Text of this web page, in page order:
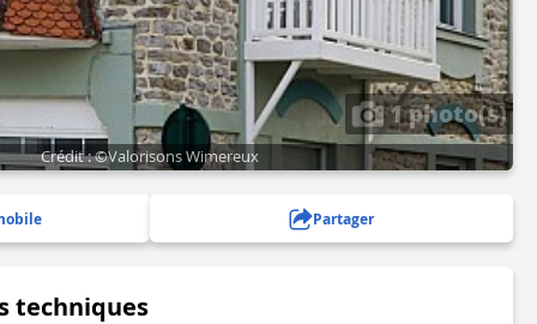
1 photo(s)
Crédit : ©Valorisons Wimereux
Partager
techniques